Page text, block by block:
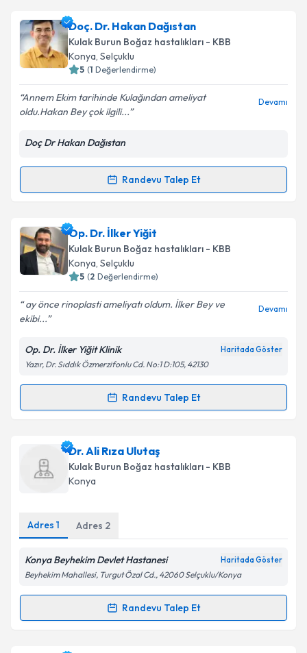
Op. Dr. Nevruz Özdemiriçin randevu takvimi talebi
oluşturun. Size bu uzmandan randevu almanız için bir
takvim hazırlandığında e-posta ile bilgilendireceğiz.
Kişisel verilerimin işlenmesine ilişkin
kapsamda işlenmesini kabul ediyorum.
Doç. Dr. Hakan Dağıstan
Kulak Burun Boğaz hastalıkları - KBB
Konya, Selçuklu
5 (1 Değerlendirme)
Annem Ekim tarihinde Kulağından ameliyat
oldu.Hakan Bey çok ilgili...
Devamı
Doç Dr Hakan Dağıstan
Randevu Talep Et
Randevu Takvimi Talebi
Doç. Dr. Hakan Dağıstan
oluşturun. Size bu uzmandan randevu almanız için bir
takvim hazırlandığında e-posta ile bilgilendireceğiz.
Kişisel verilerimin işlenmesine ilişkin
Aydınlatma
Metni'ni okudum ve kişisel verilerimin belirtilen
kapsamda işlenmesini kabul ediyorum.
Op. Dr. İlker Yiğit
Kulak Burun Boğaz hastalıkları - KBB
Konya, Selçuklu
5 (2 Değerlendirme)
ay önce rinoplasti ameliyatı oldum. İlker Bey ve
ekibi...
Devamı
Op. Dr. İlker Yiğit Klinik Haritada Göster
Yazır, Dr. Sıddık Özmerzifonlu Cd. No:1 D:105, 42130
Randevu Talep Et
Randevu Takvimi Talebi
Op. Dr. İlker Yiğitiçin randevu takvimi talebi
oluşturun. Size bu uzmandan randevu almanız için bir
takvim hazırlandığında e-posta ile bilgilendireceğiz.
Kişisel verilerimin işlenmesine ilişkinAydınlatma
kapsamda işlenmesini kabul ediyorum.
Dr. Ali Rıza Ulutaş
Kulak Burun Boğaz hastalıkları - KBB
Konya
Adres 1 Adres 2
Konya Beyhekim Devlet Hastanesi Haritada Göster
Beyhekim Mahallesi, Turgut Özal Cd., 42060 Selçuklu/Konya
Randevu Talep Et
Randevu Takvimi Talebi